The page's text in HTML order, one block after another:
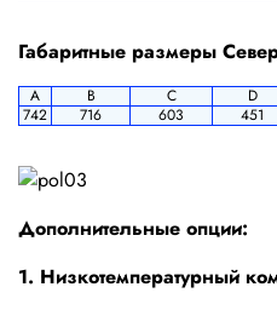
Габаритные размеры
A B C D
742
716 603 451
Дополнительные опции:
1. Низкотемпературный